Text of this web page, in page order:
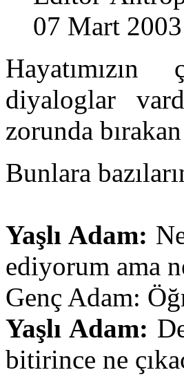
07 Mart
diyaloglar
zorunda
Bunlara
Yaşlı Adam:
ediyorum ama
Genç Adam:
Yaşlı Adam:
bitirince ne